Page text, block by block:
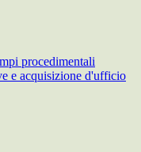
procedimentali
e acquisizione d'ufficio